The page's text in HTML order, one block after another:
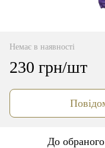
Немає в наявності
230 грн/шт
До обраного